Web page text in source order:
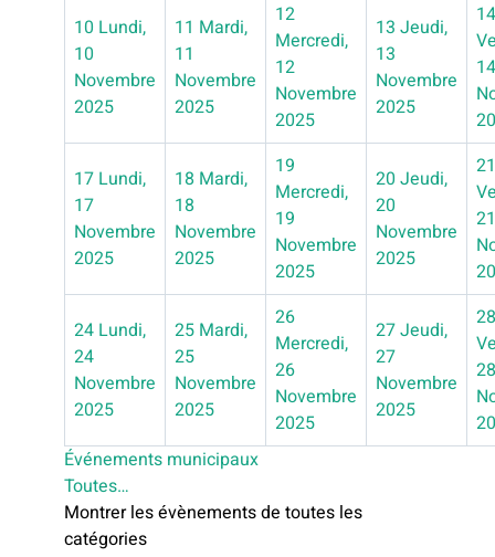
10 Lundi,
10
Novembre
2025
11 Mardi,
11
Novembre
2025
12
Mercredi,
12
Novembre
2025
13 Jeudi,
13
Novembre
2025
14
14
17 Lundi,
17
Novembre
2025
18 Mardi,
18
Novembre
2025
19
Mercredi,
19
Novembre
2025
20 Jeudi,
20
Novembre
2025
21
21
24 Lundi,
24
Novembre
2025
25 Mardi,
25
Novembre
2025
26
Mercredi,
26
Novembre
2025
27Jeudi,
27
Novembre
2025
28
28
Événements municipaux
Toutes…
Montrer les évènements de toutes les
catégories